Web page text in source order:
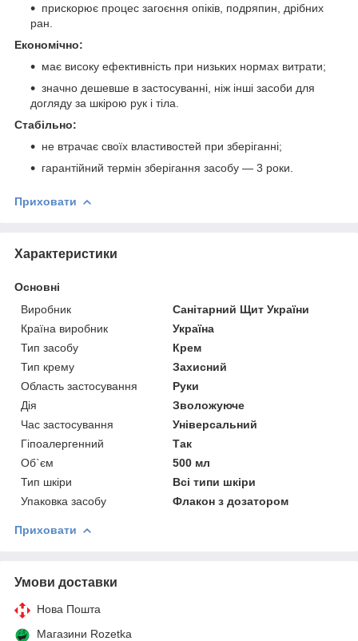
прискорює процес загоєння опіків, подряпин, дрібних
ран.
Економічно:
має високу ефективність при низьких нормах витрати;
значно дешевше в застосуванні, ніж інші засоби для
догляду за шкірою рук і тіла.
Стабільно:
не втрачає своїх властивостей при зберіганні;
гарантійний термін зберігання засобу — 3 роки.
Приховати
Характеристики
Основні
Виробник
Санітарний Щит України
Країна виробник
Україна
Тип засобу
Крем
Тип крему
Захисний
Область застосування
Руки
Дія
Зволожуюче
Час застосування
Універсальний
Гіпоалергенний
Так
Об`єм
500 мл
Тип шкіри
Всі типи шкіри
Упаковка засобу
Флакон з дозатором
Приховати
Умови доставки
Нова Пошта
Магазини Rozetka